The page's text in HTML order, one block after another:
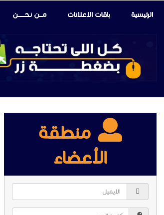
الرئيسية باقات الإعلانات مـــن نـحـــــــن
منطقة
الأعضاء